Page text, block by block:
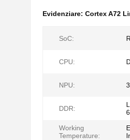
Evidenziare: Cortex A72
SoC:
CPU:
NPU:
DDR:
Working
Temperature: